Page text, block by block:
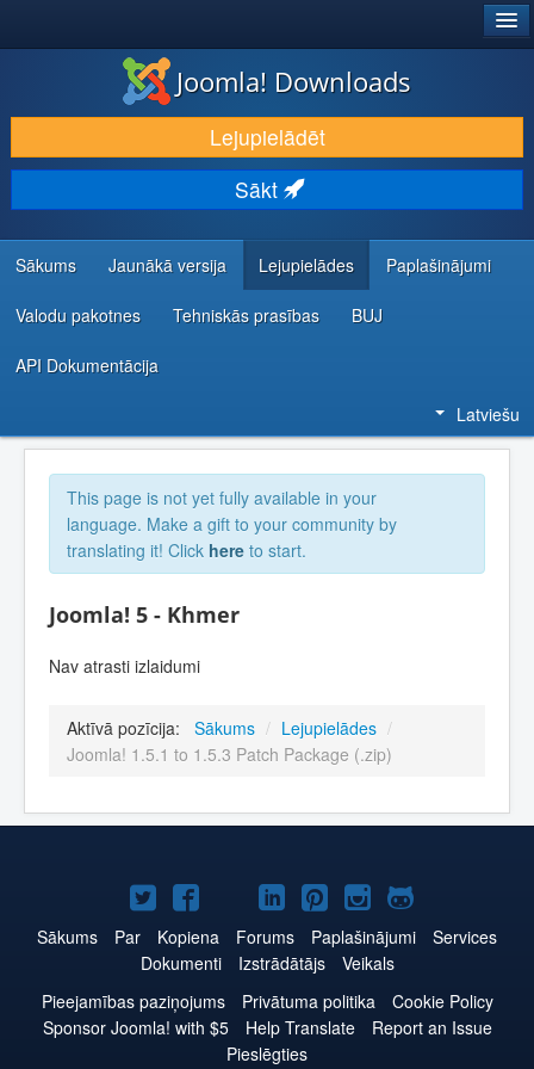
LEJUPIELĀDĒT UN PAPLAŠINĀT
ATKLĀJ UN IEMĀCIES
KOPIENA UN ATBALSTS
IZSTRĀDĀTĀJU RESURSI
Joomla! Downloads
Lejupielādēt
Sākt
Sākums Jaunākā versija Lejupielādes Paplašinājumi
Valodu pakotnes Tehniskās prasības BUJ
API Dokumentācija
Latviešu
This page is not yet fully available in your
language. Make a gift to your community by
translating it! Click here to start.
Joomla! 5 - Khmer
Nav atrasti izlaidumi
Aktīvā pozīcija: Sākums / Lejupielādes /
Joomla! 1.5.1 to 1.5.3 Patch Package (.zip)
Joomla!
Twitter
Joomla!
Facebook
Joomla!
YouTube
Joomla!
LinkedIn
Joomla!
Pinterest
Joomla!
Instagram
Joomla!
GitHub
Sākums Par Kopiena Forums Paplašinājumi
Services
Dokumenti
Izstrādātājs
Veikals
Pieejamības paziņojums
Privātuma politika
Cookie Policy
Sponsor Joomla! with $5
Help Translate
Report an Issue
Pieslēgties